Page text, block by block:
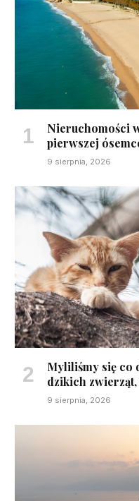
Nieruchomości
pierwszej
9 sierpnia, 2026
Myliliśmy się co
dzikich
9 sierpnia, 2026